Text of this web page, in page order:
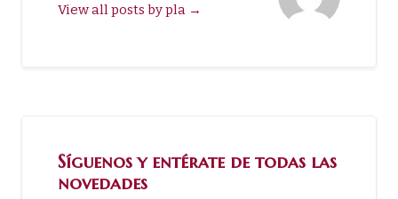
View all posts by pla →
Síguenos y entérate de todas las
novedades